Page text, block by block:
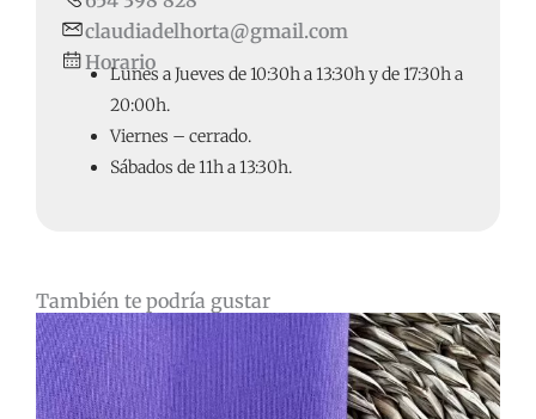
claudiadelhorta@gmail.com
Horario
Lunes a Jueves de 10:30h a 13:30h y de 17:30h a
20:00h.
Viernes – cerrado.
Sábados de 11h a 13:30h.
También te podría gustar